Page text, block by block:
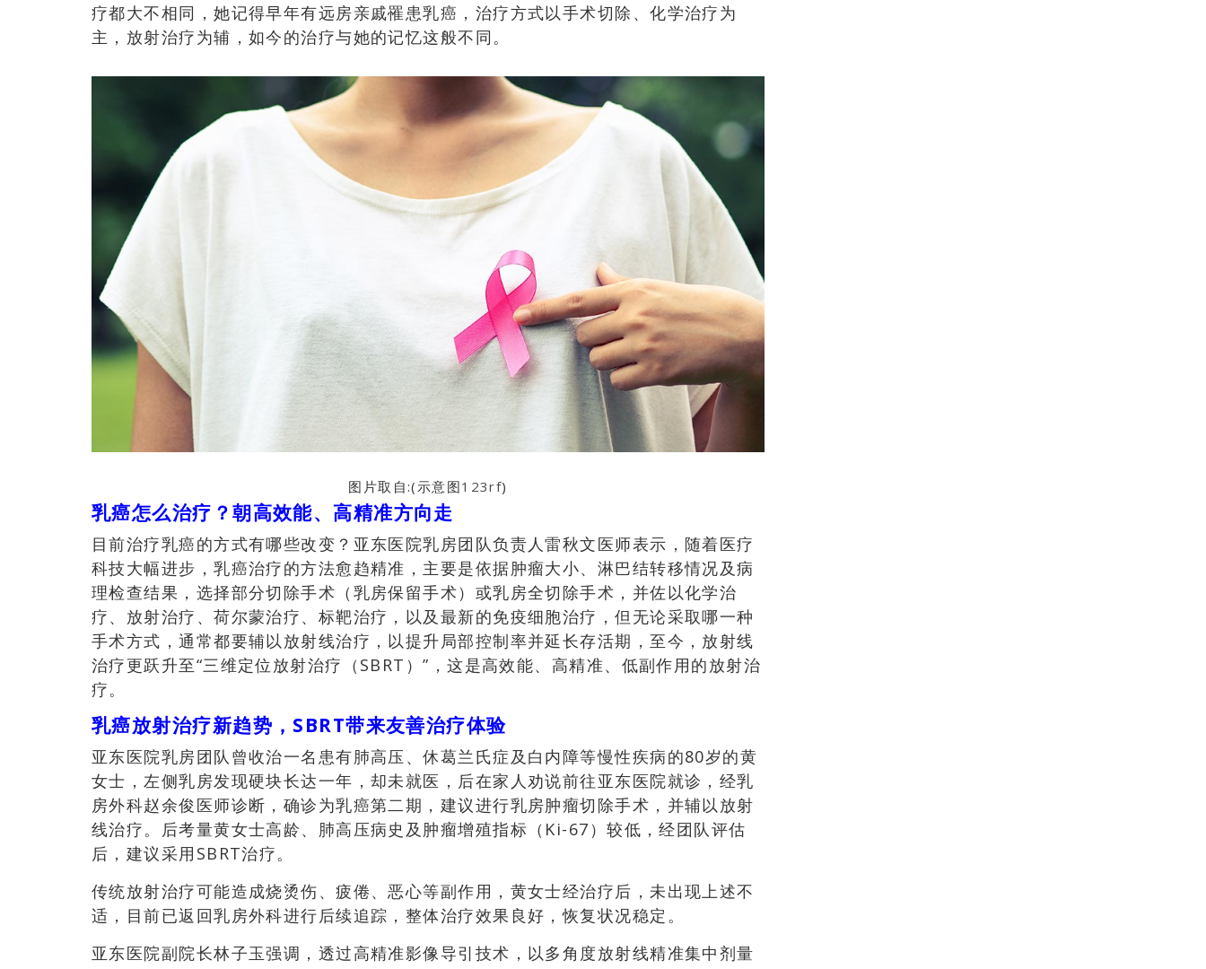
疗都大不相同，她记得早年有远房亲戚罹患乳癌，治疗方式以手术切除、化学治疗为
主，放射治疗为辅，如今的治疗与她的记忆这般不同。
图片取自:(示意图123rf)
乳癌怎么治疗？朝高效能、高精准方向走
目前治疗乳癌的方式有哪些改变？ 亚东医院乳房团队负责人雷秋文医师表示，随着医疗
科技大幅进步，乳癌治疗的方法愈趋精准，主要是依据肿瘤大小、淋巴结转移情况及病
理检查结果，选择部分切除手术（乳房保留手术）或乳房全切除手术，并佐以化学治
疗、放射治疗、荷尔蒙治疗、标靶治疗，以及最新的免疫细胞治疗，但无论采取哪一种
手术方式，通常都要辅以放射线治疗，以提升局部控制率并延长存活期，至今，放射线
治疗更跃升至“三维定位放射治疗（SBRT）”，这是高效能、高精准、低副作用的放射治
疗。
乳癌放射治疗新趋势，SBRT带来友善治疗体验
亚东医院乳房团队曾收治一名患有肺高压、休葛兰氏症及白内障等慢性疾病的80岁的黄
女士，左侧乳房发现硬块长达一年，却未就医，后在家人劝说前往亚东医院就诊，经乳
房外科赵余俊医师诊断，确诊为乳癌第二期，建议进行乳房肿瘤切除手术，并辅以放射
线治疗。后考量黄女士高龄、肺高压病史及肿瘤增殖指标（Ki-67）较低，经团队评估
后，建议采用SBRT治疗。
传统放射治疗可能造成烧烫伤、疲倦、恶心等副作用，黄女士经治疗后，未出现上述不
适，目前已返回乳房外科进行后续追踪，整体治疗效果良好，恢复状况稳定。
亚东医院副院长林子玉强调，透过高精准影像导引技术，以多角度放射线精准集中剂量